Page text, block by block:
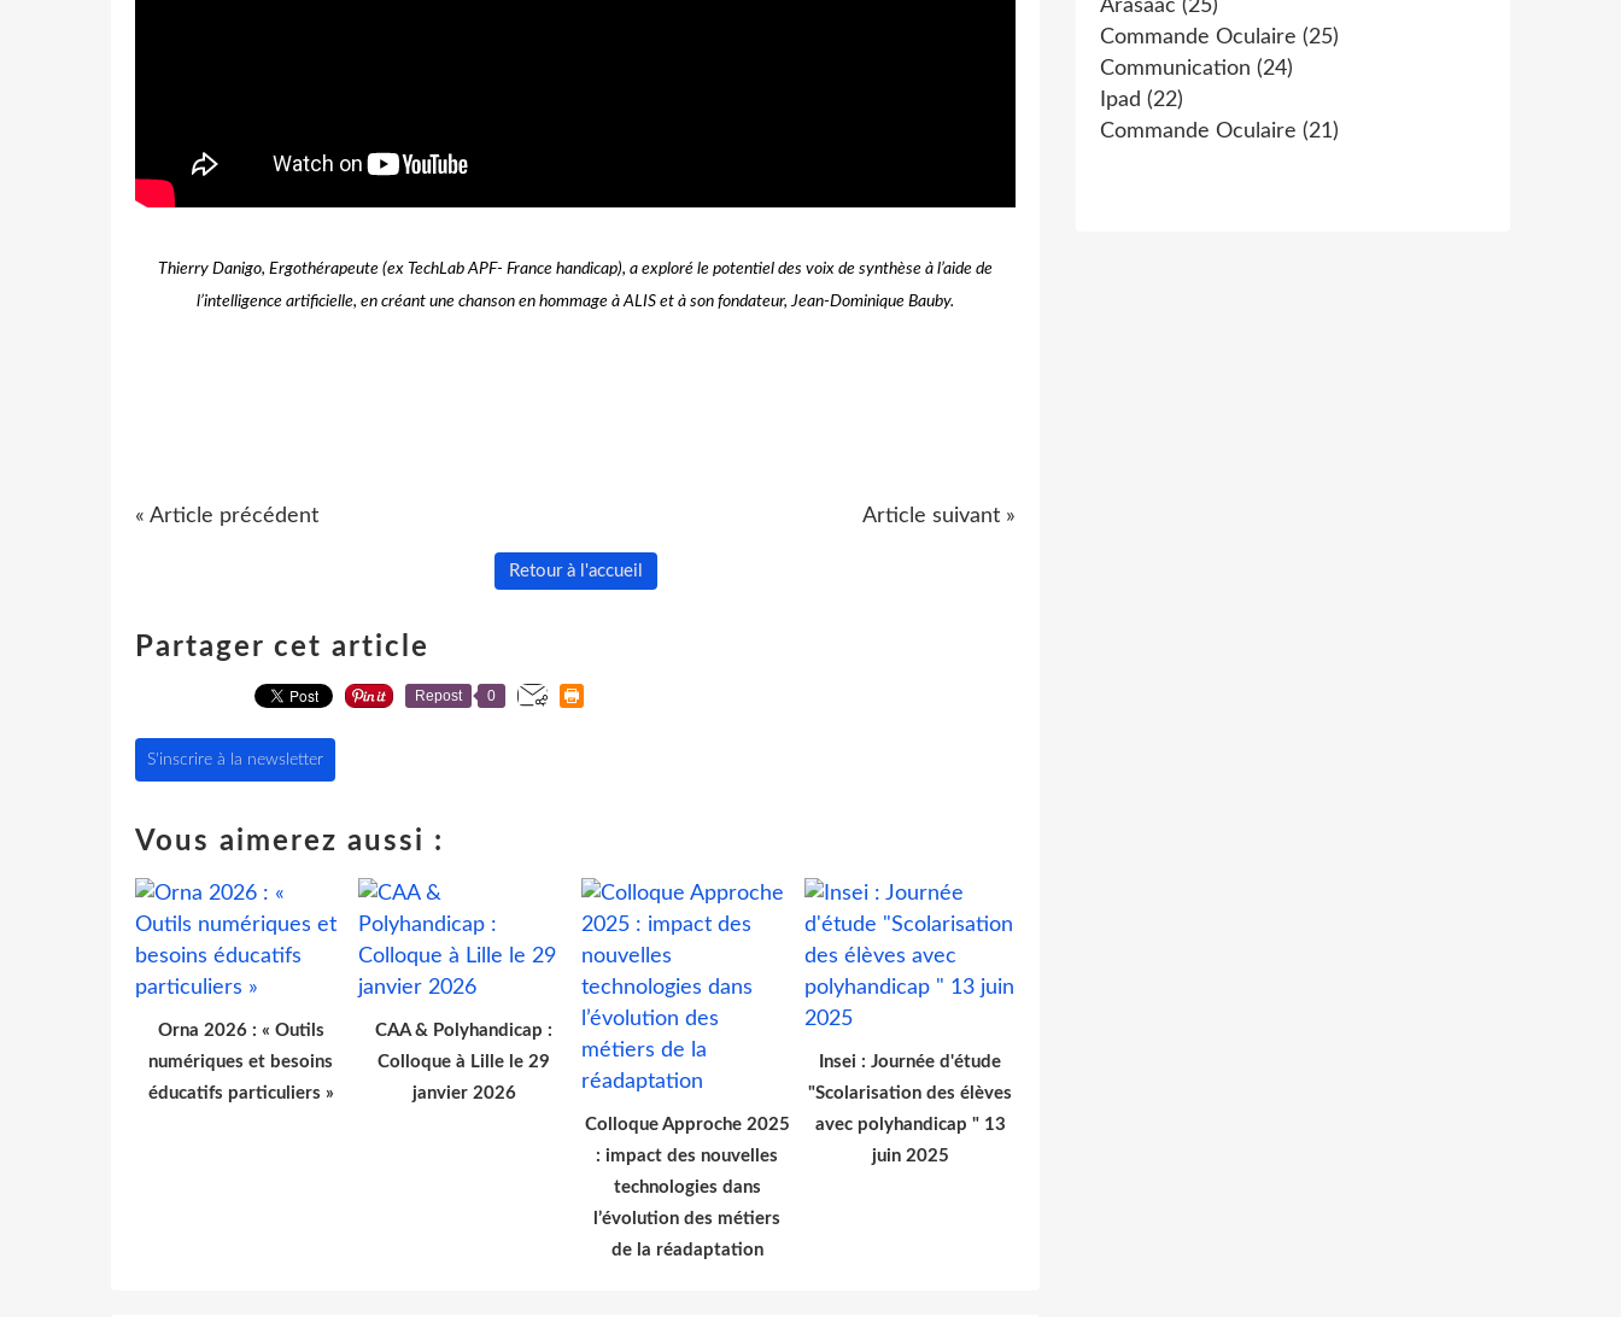
Thierry Danigo, Ergothérapeute (ex TechLab APF- France handicap), a exploré le potentiel des voix de synthèse à l’aide de
l’intelligence artificielle, en créant une chanson en hommage à ALIS et à son fondateur, Jean-Dominique Bauby.
« Article précédent Article suivant »
Retour à l'accueil
Partager cet article
Repost 0
S'inscrire à la newsletter
Vous aimerez aussi :
Orna 2026 : « Outils
numériques et besoins
éducatifs particuliers »
CAA & Polyhandicap :
Colloque à Lille le 29
janvier 2026
Colloque Approche 2025
: impact des nouvelles
technologies dans
l’évolution des métiers
de la réadaptation
Insei : Journée d'étude
"Scolarisation des élèves
avec polyhandicap " 13
juin 2025
Arasaac (25)
Commande Oculaire (25)
Communication (24)
Ipad (22)
Commande Oculaire (21)